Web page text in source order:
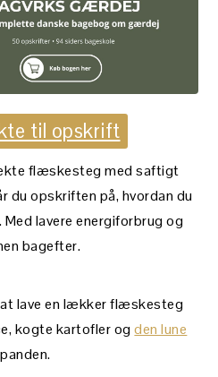
til opskrift
flæskesteg med saftigt
du opskriften på, hvordan du
lavere energiforbrug og
bagefter.
lave en lækker flæskesteg
kogte kartofler ogden lune